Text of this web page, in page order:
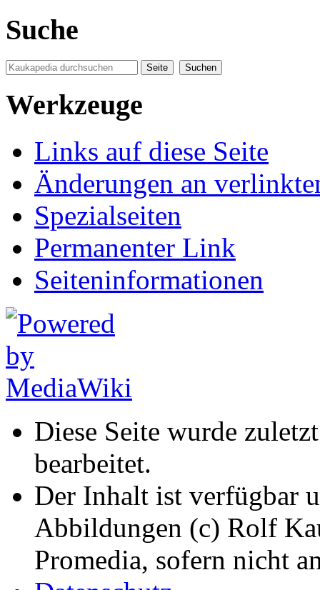
Suche
Werkzeuge
Links auf diese Seite
Änderungen an
Spezialseiten
Permanenter Link
Seiten­informationen
Diese Seite wurde
bearbeitet.
Der Inhalt ist verfügbar
Abbildungen (c) Rolf
Promedia, sofern nicht